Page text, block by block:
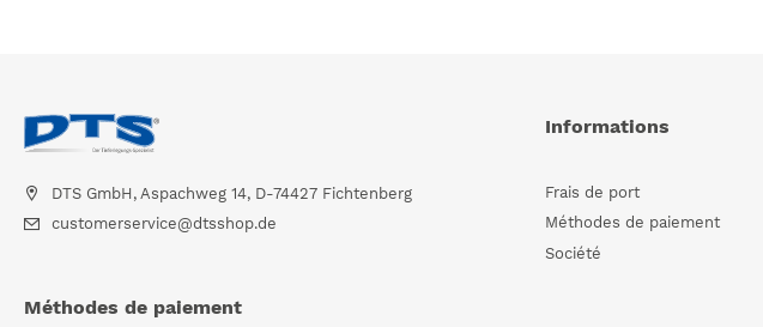
DTS GmbH, Aspachweg 14, D-74427 Fichtenberg
customerservice@dtsshop.de
méthodes de paiement
Informations
Frais de port
Méthodes de paiement
Société